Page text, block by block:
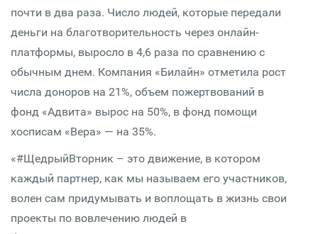
почти в два раза. Число людей, которые передали
деньги на благотворительность через онлайн-
платформы, выросло в 4,6 раза по сравнению с
обычным днем. Компания «Билайн» отметила рост
числа доноров на 21%, объем пожертвований в
фонд «Адвита» вырос на 50%, в фонд помощи
хосписам «Вера» — на 35%.
«#ЩедрыйВторник – это движение, в котором
каждый партнер, как мы называем его участников,
волен сам придумывать и воплощать в жизнь свои
проекты по вовлечению людей в